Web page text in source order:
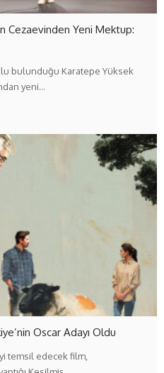
Cezaevinden Yeni Mektup:
bulunduğu Karatepe Yüksek
yeni…
Oscar Adayı Oldu
temsil edecek film,